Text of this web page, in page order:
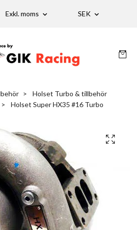
Exkl. moms SEK
Holset Turbo & tillbehör
Holset Super HX35 #16 Turbo